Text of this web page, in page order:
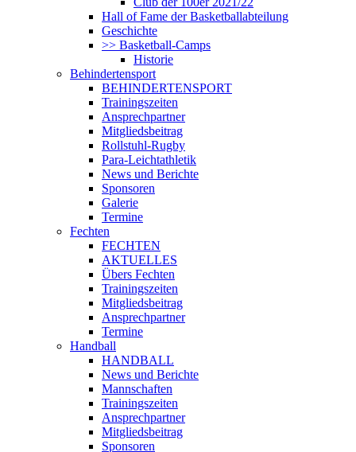
Hall of Fame der Basketballabteilung
Geschichte
>> Basketball-Camps
Historie
Behindertensport
BEHINDERTENSPORT
Trainingszeiten
Ansprechpartner
Mitgliedsbeitrag
Rollstuhl-Rugby
Para-Leichtathletik
News und Berichte
Sponsoren
Galerie
Termine
Fechten
FECHTEN
AKTUELLES
Übers Fechten
Trainingszeiten
Mitgliedsbeitrag
Ansprechpartner
Termine
Handball
HANDBALL
News und Berichte
Mannschaften
Trainingszeiten
Ansprechpartner
Mitgliedsbeitrag
Sponsoren